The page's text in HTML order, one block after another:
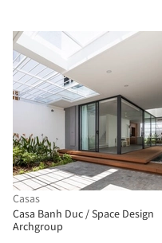
Casas
Casa Banh Duc / Space Design
Archgroup